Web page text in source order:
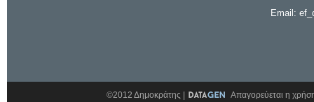
Email:
©2012 Δημοκράτης | Απαγορεύεται η